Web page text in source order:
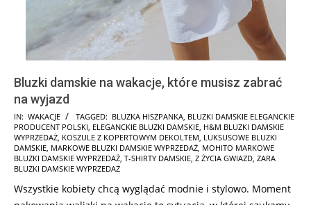
Bluzki damskie na wakacje, które musisz zabrać
na wyjazd
2025-
07-
10
IN: WAKACJE TAGGED: BLUZKA HISZPANKA, BLUZKI DAMSKIE ELEGANCKIE
PRODUCENT POLSKI, ELEGANCKIE BLUZKI DAMSKIE, H&M BLUZKI DAMSKIE
WYPRZEDAŻ, KOSZULE Z KOPERTOWYM DEKOLTEM, LUKSUSOWE BLUZKI
DAMSKIE, MARKOWE BLUZKI DAMSKIE WYPRZEDAŻ, MOHITO MARKOWE
BLUZKI DAMSKIE WYPRZEDAŻ, T-SHIRTY DAMSKIE, Z ŻYCIA GWIAZD, ZARA
BLUZKI DAMSKIE WYPRZEDAŻ
Wszystkie kobiety chcą wyglądać modnie i stylowo. Moment